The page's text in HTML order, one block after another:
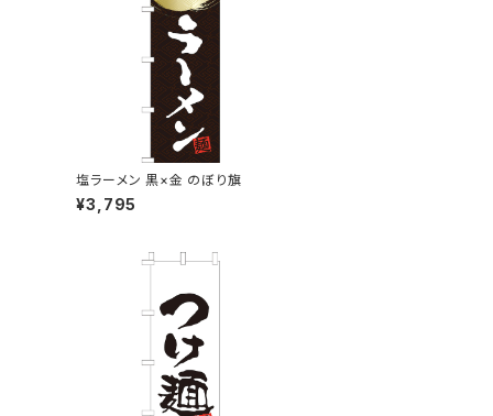
塩ラーメン 黒×金 のぼり旗
¥3,795